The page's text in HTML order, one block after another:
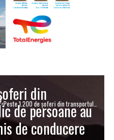
Peste 1.200 de șoferi din transportul
public de persoane au rămas fără permis
de conducere
din
de persoane au
de conducere